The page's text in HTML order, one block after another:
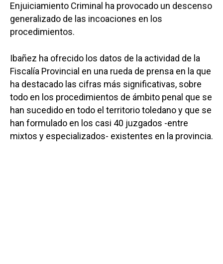
Enjuiciamiento Criminal ha provocado un descenso
generalizado de las incoaciones en los
procedimientos.
Ibañez ha ofrecido los datos de la actividad de la
Fiscalía Provincial en una rueda de prensa en la que
ha destacado las cifras más significativas, sobre
todo en los procedimientos de ámbito penal que se
han sucedido en todo el territorio toledano y que se
han formulado en los casi 40 juzgados -entre
mixtos y especializados- existentes en la provincia.